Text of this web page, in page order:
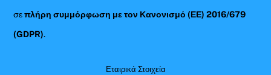
σεπλήρη συμμόρφωση με τον Κανονισμό (ΕΕ) 2016/679
(GDPR).
Εταιρικά Στοιχεία